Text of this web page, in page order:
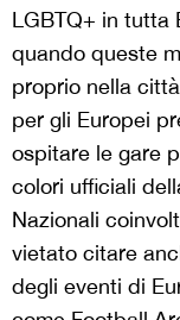
LGBTQ+ in tutta
quando queste
proprio nella
per gli Europei
ospitare le gare
colori ufficiali
Nazionali
vietato citare
degli eventi di